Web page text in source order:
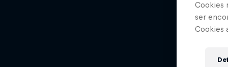
Cookies
ser
Cookies